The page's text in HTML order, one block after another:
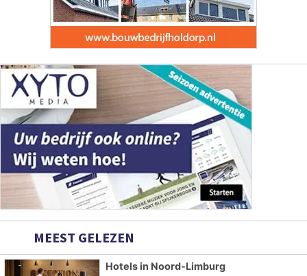
MEEST GELEZEN
Hotels in Noord-Limburg